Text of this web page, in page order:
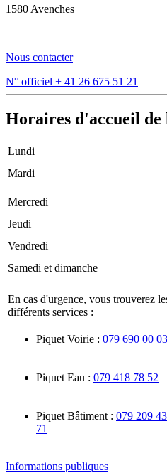
1580 Avenches
Nous contacter
N° officiel + 41 26 675 51 21
Horaires d'accueil
Lundi
Mardi
Mercredi
Jeudi
Vendredi
Samedi et dimanche
En cas d'urgence, vous trouverez
différents services :
Piquet Voirie : 079 690 00 03
Piquet Eau : 079 418 78 52
Piquet Bâtiment : 079 209 43
71
Informations publiques